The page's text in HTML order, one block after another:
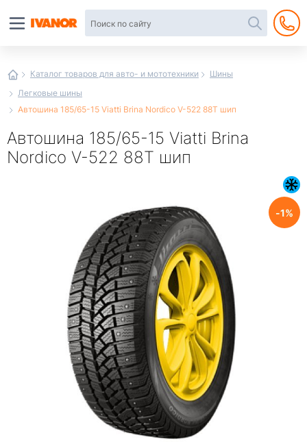
Каталог товаров для авто- и мототехники
Шины
Легковые шины
Автошина 185/65-15 Viatti Brina Nordico V-522 88T шип
Автошина 185/65-15 Viatti Brina
Nordico V-522 88T шип
1
интернет-